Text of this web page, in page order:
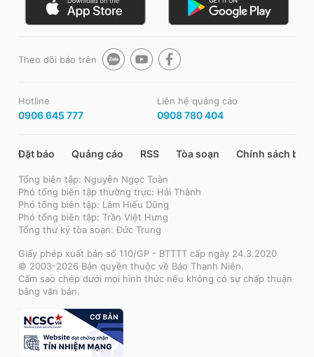
Theo dõi báo trên
Hotline
0906 645 777
Liên hệ quảng cáo
0908 780 404
Đặt báo Quảng cáo RSS Tòa soạn Chính sách bảo
Tổng biên tập: Nguyễn Ngọc Toàn
Phó tổng biên tập thường trực: Hải Thành
Phó tổng biên tập: Lâm Hiếu Dũng
Phó tổng biên tập: Trần Việt Hưng
Tổng thư ký tòa soạn: Đức Trung
Giấy phép xuất bản số 110/GP - BTTTT cấp ngày 24.3.2020
© 2003-2026 Bản quyền thuộc về Báo Thanh Niên.
Cấm sao chép dưới mọi hình thức nếu không có sự chấp thuận
bằng văn bản.